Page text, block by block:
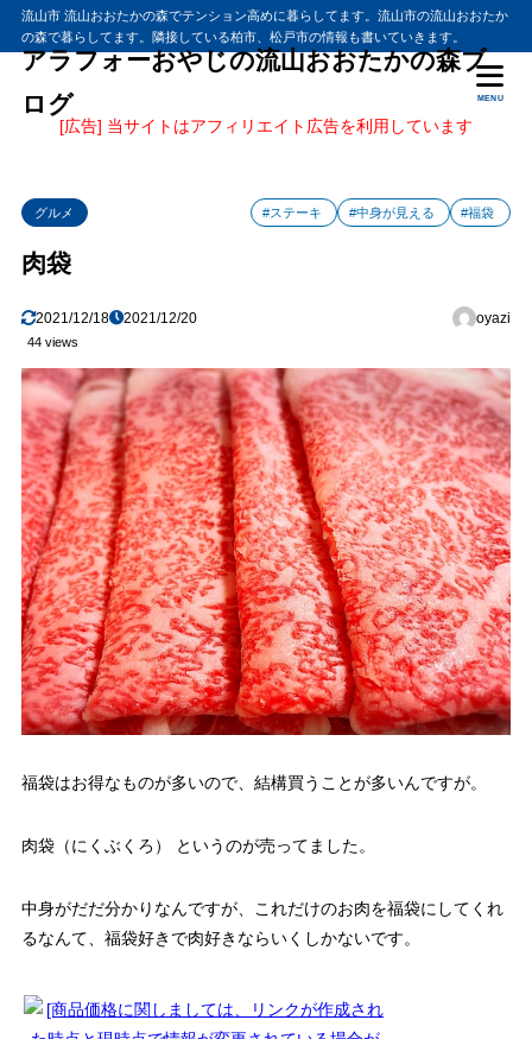
流山市 流山おおたかの森でテンション高めに暮らしてます。流山市の流山おおたか
の森で暮らしてます。隣接している柏市、松戸市の情報も書いていきます。
アラフォーおやじの流山おおたかの森ブ
ログ
MENU
[広告] 当サイトはアフィリエイト広告を利用しています
グルメ #ステーキ #中身が見える #福袋
肉袋
2021/12/18 2021/12/20 oyazi
44 views
福袋はお得なものが多いので、結構買うことが多いんですが。
肉袋（にくぶくろ） というのが売ってました。
中身がだだ分かりなんですが、これだけのお肉を福袋にしてくれ
るなんて、福袋好きで肉好きならいくしかないです。